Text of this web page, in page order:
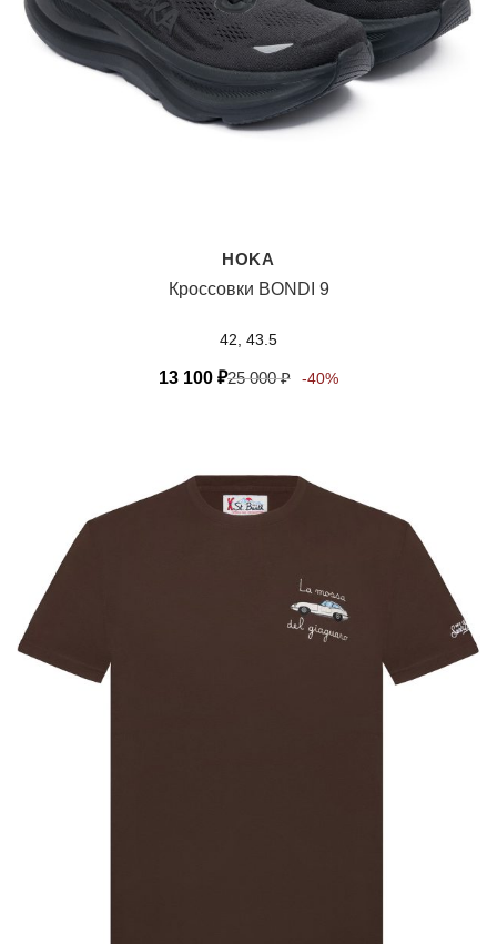
HOKA
Кроссовки BONDI 9
42, 43.5
13 100 ₽25 000₽ -40%